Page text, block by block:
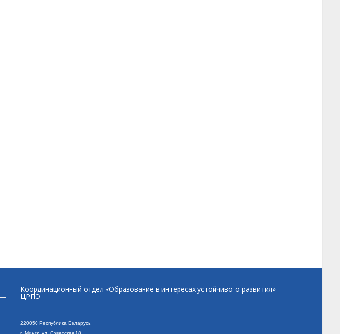
Координационный отдел «Образование в интересах устойчивого развития»
ЦРПО
220050 Республика Беларусь,
г. Минск, ул. Советская 18,